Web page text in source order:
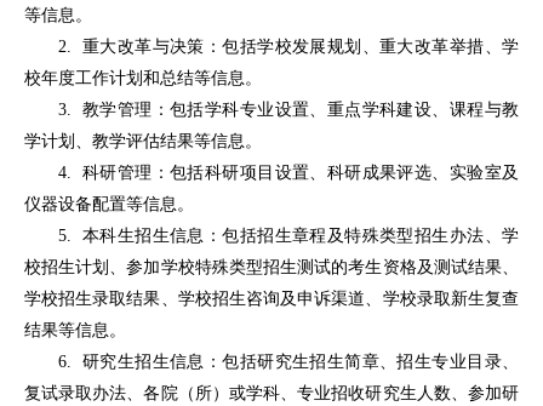
等信息。
2. 重大改革与决策：包括学校发展规划、重大改革举措、学
校年度工作计划和总结等信息。
3. 教学管理：包括学科专业设置、重点学科建设、课程与教
学计划、教学评估结果等信息。
4. 科研管理：包括科研项目设置、科研成果评选、实验室及
仪器设备配置等信息。
5. 本科生招生信息：包括招生章程及特殊类型招生办法、学
校招生计划、参加学校特殊类型招生测试的考生资格及测试结果、
学校招生录取结果、学校招生咨询及申诉渠道、学校录取新生复查
结果等信息。
6. 研究生招生信息：包括研究生招生简章、招生专业目录、
复试录取办法、各院（所）或学科、专业招收研究生人数、参加研